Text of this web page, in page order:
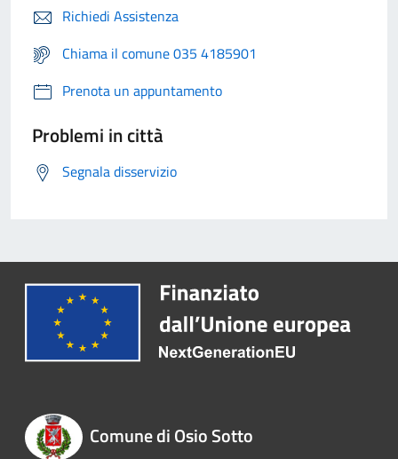
Richiedi Assistenza
Chiama il comune 035 4185901
Prenota un appuntamento
Problemi in città
Segnala disservizio
Comune di Osio Sotto